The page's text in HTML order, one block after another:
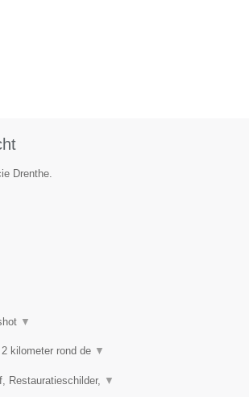
Drenthe.
▼
kilometer rond de ▼
Restauratieschilder, ▼